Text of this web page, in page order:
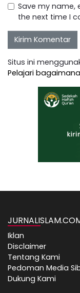
Save my name,
the next time I
Situs ini
Pelajari
Iklan
Disclaimer
Tentang Kami
Pedoman Media
Dukung Kami